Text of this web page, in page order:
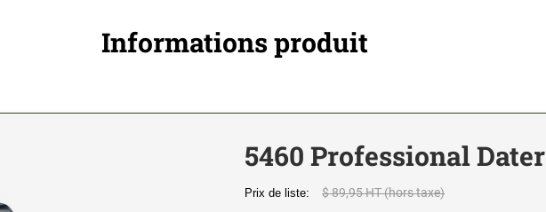
Informations produit
5460 Professional Dater
Prix de liste: $ 89,95 HT (hors taxe)